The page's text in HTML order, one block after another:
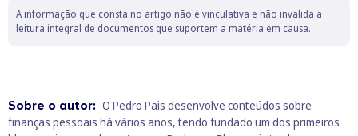
A informação que consta no artigo não é vinculativa e não invalida a
leitura integral de documentos que suportem a matéria em causa.
Sobre o autor: O Pedro Pais desenvolve conteúdos sobre
finanças pessoais há vários anos, tendo fundado um dos primeiros